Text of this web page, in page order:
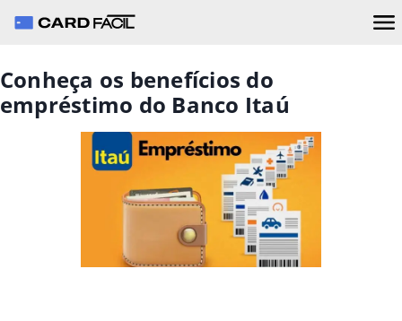
Conheça os benefícios do
empréstimo do Banco Itaú